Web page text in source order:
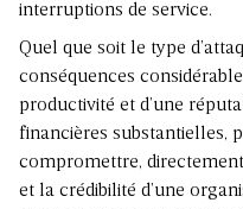
interruptions de service.
Quel que soit le type
conséquences
productivité et d’une
financières substantielles,
compromettre,
et la crédibilité d’une